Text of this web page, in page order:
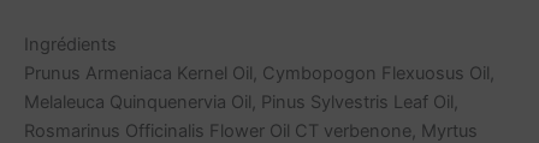
Ingrédients
Prunus Armeniaca Kernel Oil, Cymbopogon Flexuosus Oil,
Melaleuca Quinquenervia Oil, Pinus Sylvestris Leaf Oil,
Rosmarinus Officinalis Flower Oil CT verbenone, Myrtus